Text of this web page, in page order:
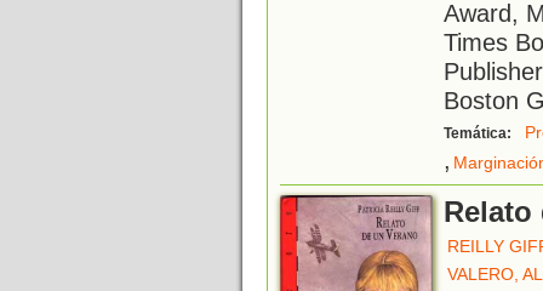
Award,
Times
Boston
Temática:
,
REILLY
VALERO,